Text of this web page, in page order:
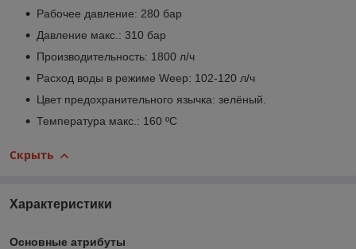
Рабочее давление: 280 бар
Давление макс.: 310 бар
Производительность: 1800 л/ч
Расход воды в режиме Weep: 102-120 л/ч
Цвет предохранительного язычка: зелёный.
Температура макс.: 160 ºC
Скрыть
Характеристики
Основные атрибуты